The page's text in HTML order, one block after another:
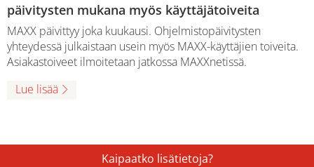
päivitysten mukana myös käyttäjätoiveita
MAXX päivittyy joka kuukausi. Ohjelmistopäivitysten
yhteydessä julkaistaan usein myös MAXX-käyttäjien toiveita.
Asiakastoiveet ilmoitetaan jatkossa MAXXnetissä.
Lue lisää
Kaipaatko lisätietoja?